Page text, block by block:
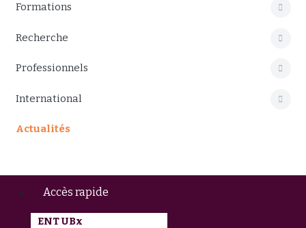
Formations
Recherche
Professionnels
International
Actualités
Accès rapide
ENT UBx